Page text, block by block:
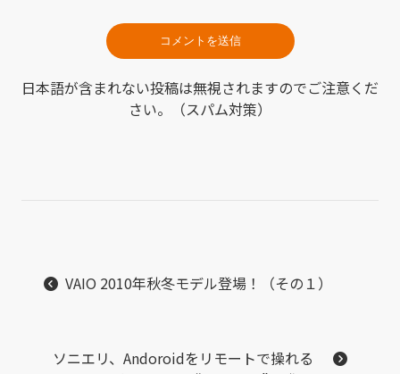
日本語が含まれない投稿は無視されますのでご注意くだ
さい。（スパム対策）
VAIO 2010年秋冬モデル登場！（その１）
ソニエリ、Andoroidをリモートで操れる